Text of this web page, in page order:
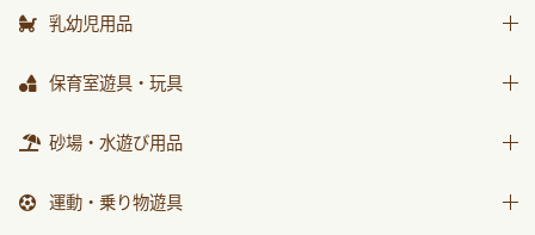
ｻﾝﾁｬｲﾙﾄﾞ ﾋﾞｯｸﾞｻｲｴﾝｽ
ﾁｬｲﾙﾄﾞ科学絵本館なぜなぜ
乳幼児用品
乳幼児備品
保育室遊具・玩具
ままごと
知育玩具
砂場・水遊び用品
砂場用品
運動・乗り物遊具